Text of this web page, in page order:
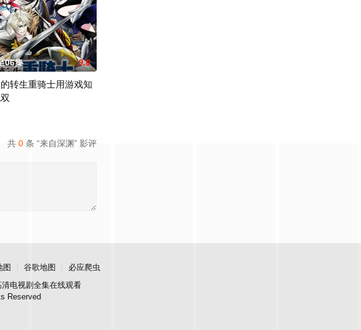
，在没收漫画后，手岛指出漫画
下了价值20亿日圆的丰厚遗产和一封遗书。在遗书中他宣布，只有以“盲饮”方式猜中他指定的十二瓶
06集 9.0
转生重骑士用游戏知
共 0 条 “来自深渊” 影评
图 谷歌地图
必应爬虫
电视剧全集在线观看
Reserved